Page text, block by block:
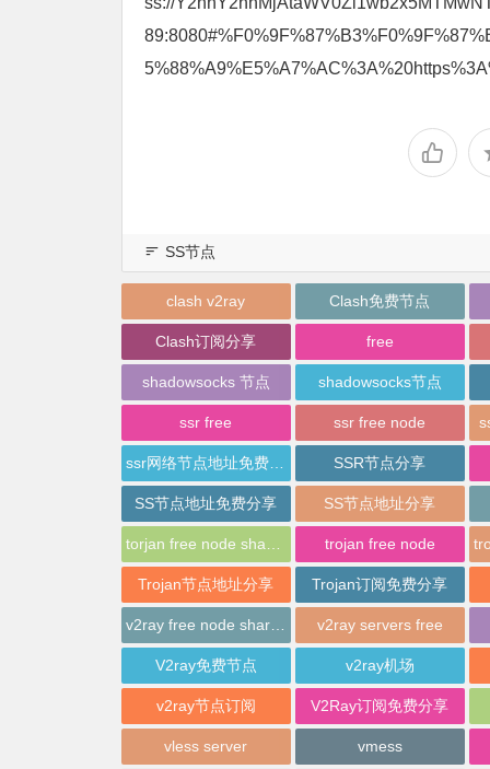
SS节点
clash v2ray Clash免费节点
Clash订阅分享 free
shadowsocks 节点 shadowsocks节点
ssr free ssr free node
SSR节点分享
SS节点地址免费分享 SS节点地址分享
trojan free node
Trojan节点地址分享 Trojan订阅免费分享
v2ray servers free
V2ray免费节点 v2ray机场
v2ray节点订阅 V2Ray订阅免费分享
vless server vmess